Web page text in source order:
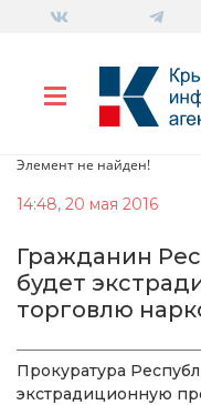
Элемент не найден!
14:48, 20 мая 2016
Гражданин
будет
торговлю
Прокуратура
экстрадиционную